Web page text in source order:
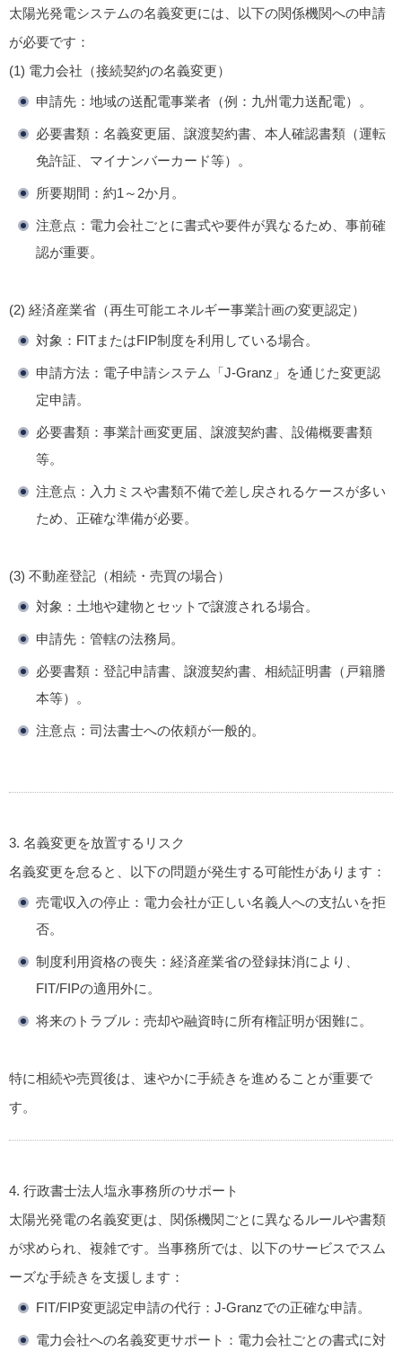
太陽光発電システムの名義変更には、以下の関係機関への申請
が必要です：
(1) 電力会社（接続契約の名義変更）
申請先 ：地域の送配電事業者（例：九州電力送配電）。
必要書類 ：名義変更届、譲渡契約書、本人確認書類（運転
免許証、マイナンバーカード等）。
所要期間 ：約1～2か月。
注意点 ：電力会社ごとに書式や要件が異なるため、事前確
認が重要。
(2) 経済産業省（再生可能エネルギー事業計画の変更認定）
対象 ：FITまたはFIP制度を利用している場合。
申請方法 ：電子申請システム「J-Granz」を通じた変更認
定申請。
必要書類 ：事業計画変更届、譲渡契約書、設備概要書類
等。
注意点 ：入力ミスや書類不備で差し戻されるケースが多い
ため、正確な準備が必要。
(3) 不動産登記（相続・売買の場合）
対象 ：土地や建物とセットで譲渡される場合。
申請先 ：管轄の法務局。
必要書類 ：登記申請書、譲渡契約書、相続証明書（戸籍謄
本等）。
注意点 ：司法書士への依頼が一般的。
3. 名義変更を放置するリスク
名義変更を怠ると、以下の問題が発生する可能性があります：
売電収入の停止 ：電力会社が正しい名義人への支払いを拒
否。
制度利用資格の喪失 ：経済産業省の登録抹消により、
FIT/FIPの適用外に。
将来のトラブル ：売却や融資時に所有権証明が困難に。
特に相続や売買後は、速やかに手続きを進めることが重要で
す。
4. 行政書士法人塩永事務所のサポート
太陽光発電の名義変更は、関係機関ごとに異なるルールや書類
が求められ、複雑です。当事務所では、以下のサービスでスム
ーズな手続きを支援します：
FIT/FIP変更認定申請の代行 ：J-Granzでの正確な申請。
電力会社への名義変更サポート ：電力会社ごとの書式に対